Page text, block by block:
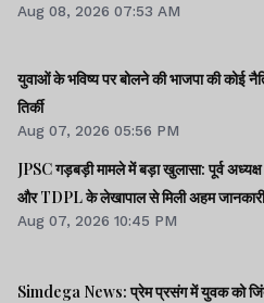
Aug 08, 2026 07:53 AM
युवाओं के भविष्य पर बोलने की भाजपा की कोई
तिर्की
Aug 07, 2026 05:56 PM
JPSC गड़बड़ी मामले में बड़ा खुलासा: पूर्व
और TDPL के लेखापाल से मिली अहम जानकारी
Aug 07, 2026 10:45 PM
Simdega News: प्रेम प्रसंग में युवक को